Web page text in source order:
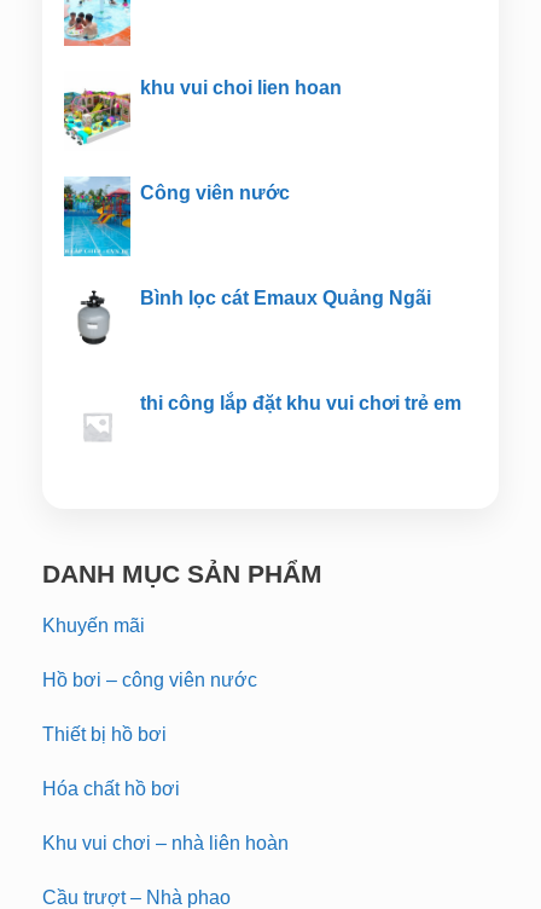
khu vui choi lien hoan
Công viên nước
Bình lọc cát Emaux Quảng Ngãi
thi công lắp đặt khu vui chơi trẻ em
DANH MỤC SẢN PHẨM
Khuyến mãi
Hồ bơi – công viên nước
Thiết bị hồ bơi
Hóa chất hồ bơi
Khu vui chơi – nhà liên hoàn
Cầu trượt – Nhà phao